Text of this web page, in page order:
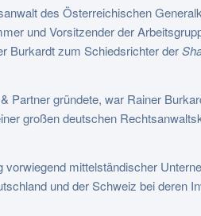
des Österreichischen
und Vorsitzender der
Burkardt zum Schiedsrichter der
Partner gründete, war Rainer
großen deutschen
mittelständischer
und der Schweiz bei deren